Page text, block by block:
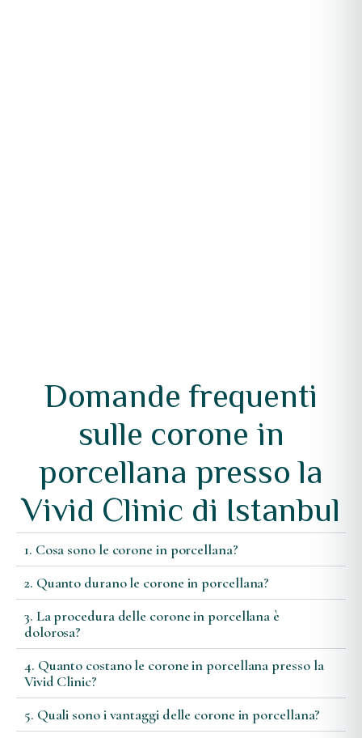
Domande frequenti
sulle corone in
porcellana presso la
Vivid Clinic di Istanbul
1. Cosa sono le corone in porcellana?
2. Quanto durano le corone in porcellana?
3. La procedura delle corone in porcellana è
dolorosa?
4. Quanto costano le corone in porcellana presso la
Vivid Clinic?
5. Quali sono i vantaggi delle corone in porcellana?